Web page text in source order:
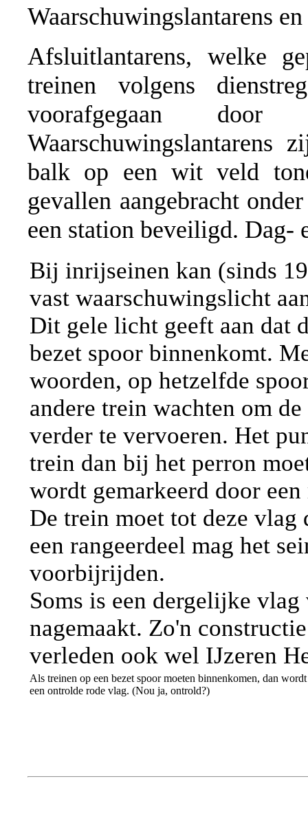
Waarschuwingslantarens
Afsluitlantarens, welke
treinen volgens
voorafgegaan door
Waarschuwingslantarens
balk op een wit veld
gevallen aangebracht
een station beveiligd. Dag-
Bij inrijseinen kan (sinds
vast waarschuwingslicht
Dit gele licht geeft aan dat
bezet spoor binnenkomt.
woorden, op hetzelfde
andere trein wachten om
verder te vervoeren. Het
trein dan bij het perron
wordt gemarkeerd door
De trein moet tot deze vlag
een rangeerdeel mag het
voorbijrijden.
Soms is een dergelijke vlag
nagemaakt. Zo'n
verleden ook wel IJzeren
Als treinen op een bezet spoor moeten binnenkomen, dan
een ontrolde rode vlag. (Nou ja, ontrold?)